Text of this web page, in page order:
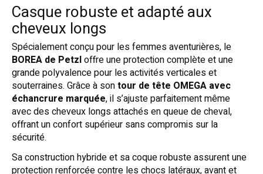
Casque robuste et adapté aux
cheveux longs
Spécialement conçu pour les femmes aventurières, le
BOREA de Petzloffre une protection complète et une
grande polyvalence pour les activités verticales et
souterraines. Grâce à sontour de tête OMEGA avec
échancrure marquée, il s’ajuste parfaitement même
avec des cheveux longs attachés en queue de cheval,
offrant un confort supérieur sans compromis sur la
sécurité.
Sa construction hybride et sa coque robuste assurent une
protection renforcée contre les chocs latéraux, avant et